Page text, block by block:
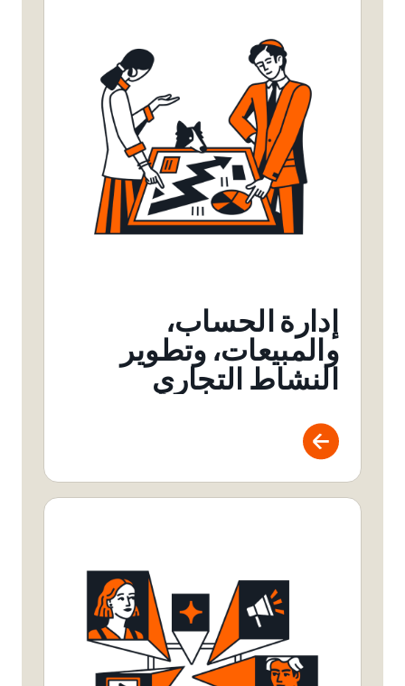
إدارة الحساب،
والمبيعات، وتطوير
النشاط التجاري